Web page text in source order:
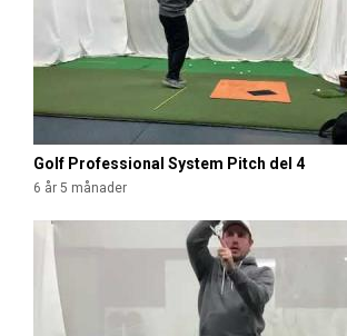
Golf Professional System Pitch del 4
6 år 5 månader